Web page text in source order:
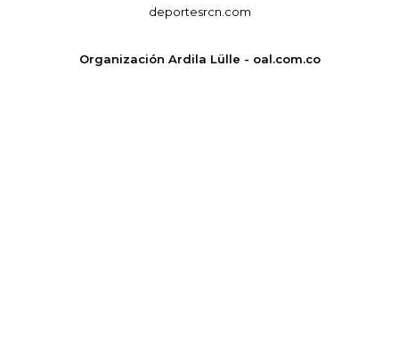
deportesrcn.com
Organización Ardila Lülle - oal.com.co